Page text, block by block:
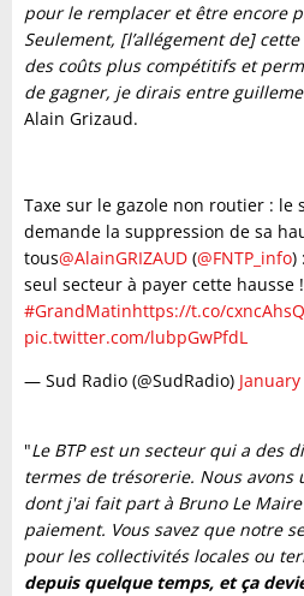
pour le remplacer et être encore
Seulement, [l’allégement de]
des coûts plus compétitifs et
de gagner, je dirais entre
Alain Grizaud.
Taxe sur le gazole non routier : le
demande la suppression de sa
tous@AlainGRIZAUD (@FNTP_info)
seul secteur à payer cette hausse
#GrandMatinhttps://t.co/
pic.twitter.com/lubpGwPfdL
— Sud Radio (@SudRadio)
"Le BTP est un secteur qui a des
termes de trésorerie. Nous
dont j'ai fait part à Bruno Le
paiement. Vous savez que notre
pour les collectivités locales ou
depuis quelque temps, et ça